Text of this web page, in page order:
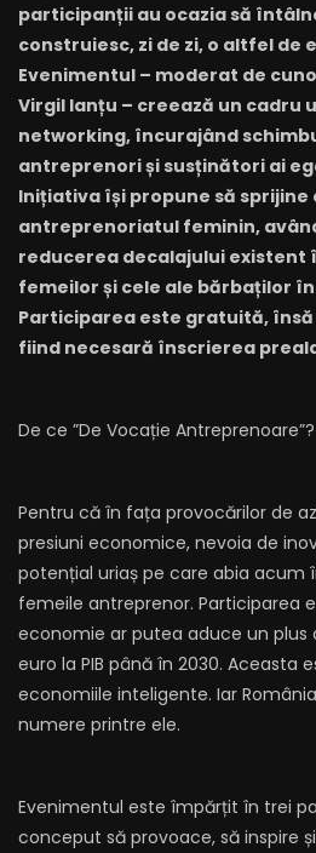
participanții au ocazia să
construiesc, zi de zi, o altfel de
Evenimentul – moderat de
Virgil Ianțu – creează un cadru
networking, încurajând
antreprenori și susținători ai
Inițiativa își propune să sprijine
antreprenoriatul feminin,
reducerea decalajului
femeilor și cele ale bărbaților în
Participarea este gratuită,
fiind necesară înscrierea
De ce ”De Vocație Antreprenoare”?
Pentru că în fața provocărilor de
presiuni economice, nevoia de
potențial uriaș pe care abia acum
femeile antreprenor. Participarea
economie ar putea aduce un plus
euro la PIB până în 2030. Aceasta
economiile inteligente. Iar
numere printre ele.
Evenimentul este împărțit în trei
conceput să provoace, să inspire